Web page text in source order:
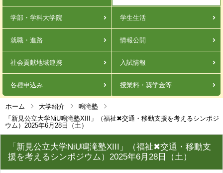
学部・学科大学院 学生生活
就職・進路 情報公開
社会貢献地域連携 入試情報
各種申込み 授業料・奨学金等
ホーム 大学紹介
鳴滝塾
「新見公立大学NiU鳴滝塾XIII」（福祉✖交通・移動支援を考えるシンポジ
ウム）2025年6月28日（土）
「新見公立大学NiU鳴滝塾XIII」（福祉✖交通・移動支
援を考えるシンポジウム）2025年6月28日（土）